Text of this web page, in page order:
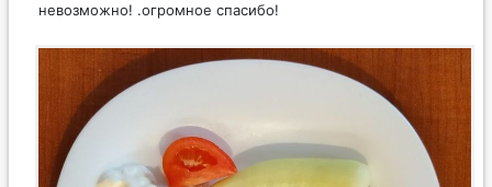
невозможно! .огромное спасибо!